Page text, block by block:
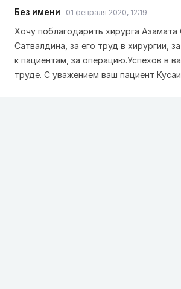
Без имени 01 февраля 2020, 12:19
Хочу поблагодарить хирурга
Сатвалдина, за его труд в хирургии,
к пациентам, за операцию.Успехов в
труде. С уважением ваш пациент